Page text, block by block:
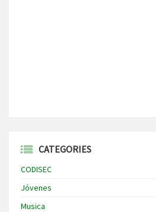
CATEGORIES
CODISEC
Jóvenes
Musica